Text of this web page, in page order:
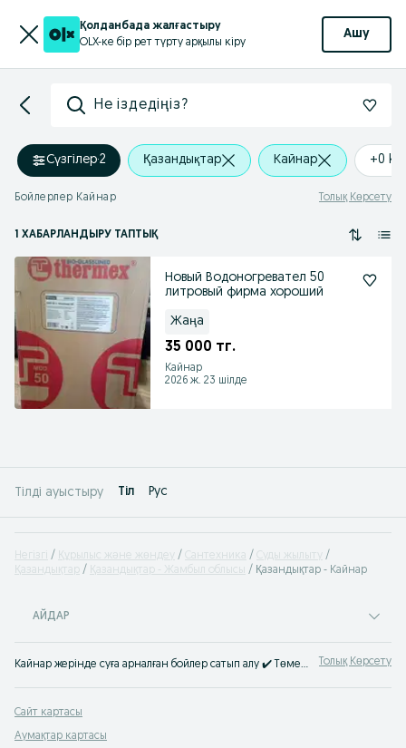
Қолданбада жалғастыру
OLX-ке бір рет түрту арқылы кіру
Ашу
Не іздедіңіз?
Сүзгілер·2 Қазандықтар Кайнар +0 km
Бойлерлер Кайнар Толық Көрсету
1 ХАБАРЛАНДЫРУ ТАПТЫҚ
Новый Водоногревател 50
литровый фирма хороший
Жаңа
35 000 тг.
Кайнар
2026 ж. 23 шілде
Тілді ауыстыру Tіл Рус
Негізгі Құрылыс және жөндеу Сантехника
Суды жылыту
Қазандықтар
Қазандықтар - Жамбыл облысы Қазандықтар - Кайнар
АЙДАР
Кайнар жерінде суға арналған бойлер сатып алу ✔️ Төмен бағадағы су ысытатын бойлерлер ⚡ Сапалы электр бойлерлерді OLX.kz-тен сатып ал. Толық Көрсету
Сайт картасы
Аумақтар картасы